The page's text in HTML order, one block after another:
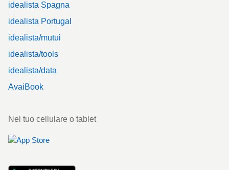
idealista Spagna
idealista Portugal
idealista/mutui
idealista/tools
idealista/data
AvaiBook
Nel tuo cellulare o tablet